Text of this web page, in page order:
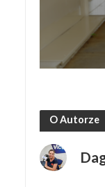
O Autorze